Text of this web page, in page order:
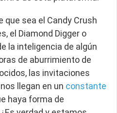
que sea el Candy Crush
el Diamond Digger o
la inteligencia de algún
de aburrimiento de
las invitaciones
llegan en un constante
haya forma de